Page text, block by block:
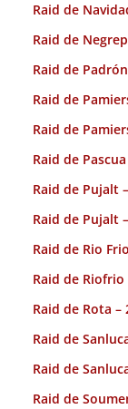
Raid de
Raid de
Raid de
Raid de
Raid de
Raid de
Raid de Pujalt
Raid de Pujalt
Raid de Rio
Raid de Riofrio
Raid de Rota –
Raid de
Raid de
Raid de